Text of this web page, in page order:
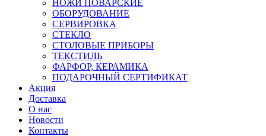
НОЖИ ПОВАРСКИЕ
ОБОРУДОВАНИЕ
СЕРВИРОВКА
СТЕКЛО
СТОЛОВЫЕ ПРИБОРЫ
ТЕКСТИЛЬ
ФАРФОР, КЕРАМИКА
ПОДАРОЧНЫЙ СЕРТИФИКАТ
Акция
Доставка
О нас
Новости
Контакты